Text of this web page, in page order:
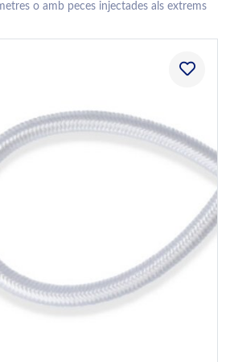
o amb peces injectades als extrems